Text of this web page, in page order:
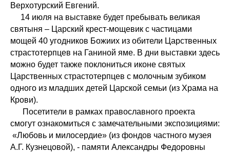
Верхотурский Евгений.
14 июля на выставке будет пребывать великая
святыня – Царский крест-мощевик с частицами
мощей 40 угодников Божиих из обители Царственных
страстотерпцев на Ганиной яме. В дни выставки здесь
можно будет также поклониться иконе святых
Царственных страстотерпцев с молочным зубиком
одного из младших детей Царской семьи (из Храма на
Крови).
Посетители в рамках православного проекта
смогут ознакомиться с замечательными экспозициями:
«Любовь и милосердие» (из фондов частного музея
А.Г. Кузнецовой), - памяти Александры Федоровны